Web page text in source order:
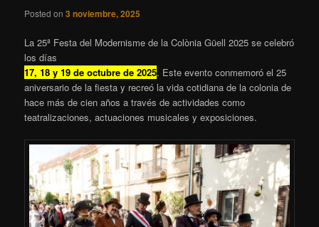
Posted on3 noviembre, 2025
La 25ª Festa del Modernisme de la Colònia Güell 2025 se celebró
los días
17, 18 y 19 de octubre de 2025. Este evento conmemoró el 25
aniversario de la fiesta y recreó la vida cotidiana de la colonia de
hace más de cien años a través de actividades como
teatralizaciones, actuaciones musicales y exposiciones.